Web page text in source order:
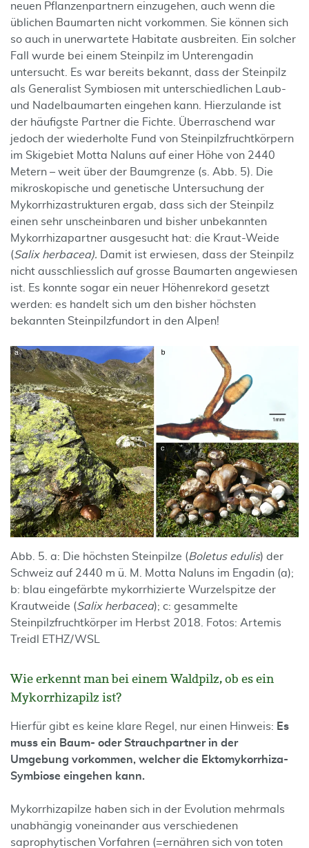
neuen Pflanzenpartnern einzugehen, auch wenn die
üblichen Baumarten nicht vorkommen. Sie können sich
so auch in unerwartete Habitate ausbreiten. Ein solcher
Fall wurde bei einem Steinpilz im Unterengadin
untersucht. Es war bereits bekannt, dass der Steinpilz
als Generalist Symbiosen mit unterschiedlichen Laub-
und Nadelbaumarten eingehen kann. Hierzulande ist
der häufigste Partner die Fichte. Überraschend war
jedoch der wiederholte Fund von Steinpilzfruchtkörpern
im Skigebiet Motta Naluns auf einer Höhe von 2440
Metern – weit über der Baumgrenze (s. Abb. 5). Die
mikroskopische und genetische Untersuchung der
Mykorrhizastrukturen ergab, dass sich der Steinpilz
einen sehr unscheinbaren und bisher unbekannten
Mykorrhizapartner ausgesucht hat: die Kraut-Weide
(Salix herbacea). Damit ist erwiesen, dass der Steinpilz
nicht ausschliesslich auf grosse Baumarten angewiesen
ist. Es konnte sogar ein neuer Höhenrekord gesetzt
werden: es handelt sich um den bisher höchsten
bekannten Steinpilzfundort in den Alpen!
Abb. 5. a: Die höchsten Steinpilze (Boletus edulis) der
Schweiz auf 2440 m ü. M. Motta Naluns im Engadin (a);
b: blau eingefärbte mykorrhizierte Wurzelspitze der
Krautweide (Salix herbacea); c: gesammelte
Steinpilzfruchtkörper im Herbst 2018. Fotos: Artemis
Treidl ETHZ/WSL
Wie erkennt man bei einem Waldpilz, ob es ein
Mykorrhizapilz ist?
Hierfür gibt es keine klare Regel, nur einen Hinweis: Es
muss ein Baum- oder Strauchpartner in der
Umgebung vorkommen, welcher die Ektomykorrhiza-
Symbiose eingehen kann.
Mykorrhizapilze haben sich in der Evolution mehrmals
unabhängig voneinander aus verschiedenen
saprophytischen Vorfahren (=ernähren sich von toten